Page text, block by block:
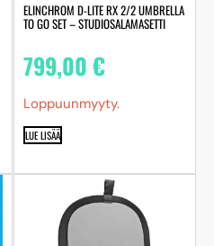
ELINCHROM D-LITE RX 2/2 UMBRELLA
TO GO SET – STUDIOSALAMASETTI
799,00€
Loppuunmyyty.
LUE LISÄÄ